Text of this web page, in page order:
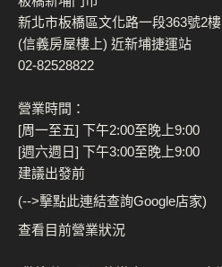
新北市板橋區文化路一段363號2樓
(信義房屋樓上) 近新埔捷運站
02-82528822
營業時間：
[周一至五] 下午2:00至晚上9:00
[週六週日] 下午3:00至晚上9:00
建議出發前
(-->擊點此連結查詢Google店家)
查看目前營業狀況